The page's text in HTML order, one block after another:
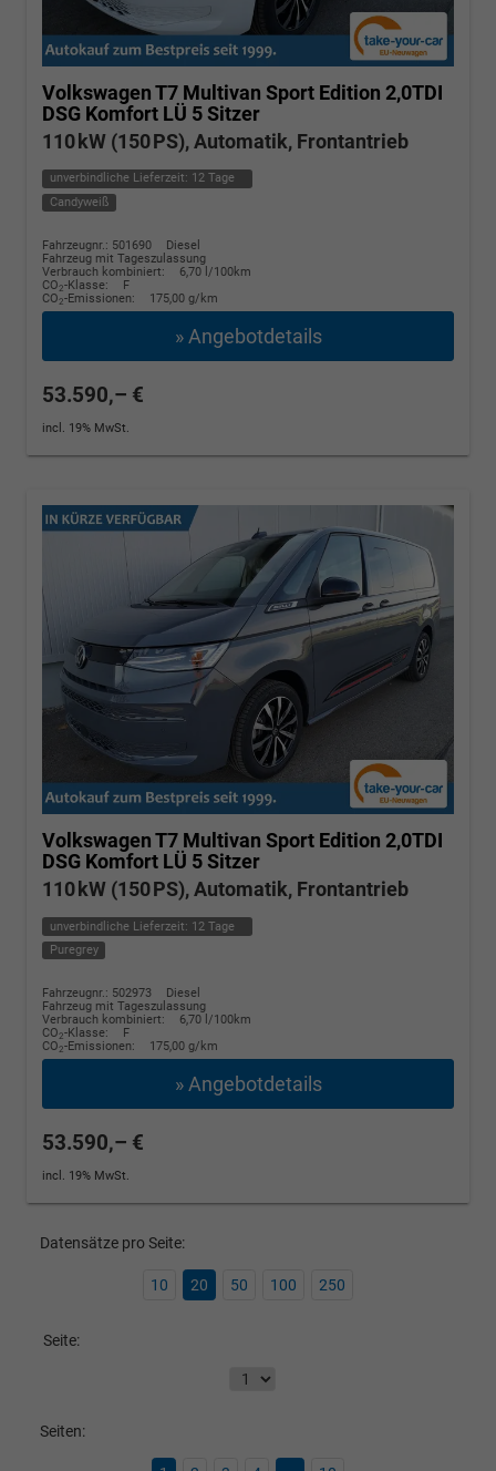
Volkswagen T7 Multivan Sport Edition 2,0TDI
DSG Komfort LÜ 5 Sitzer
110 kW (150 PS), Automatik, Frontantrieb
unverbindliche Lieferzeit: 12 Tage
Candyweiß
Fahrzeugnr.: 501690
Diesel
Fahrzeug mit Tageszulassung
Verbrauch kombiniert:
6,70 l/100km
CO2-Klasse:
F
CO2-Emissionen: 175,00 g/km
» Angebotdetails
53.590,– €
incl. 19% MwSt.
Volkswagen T7 Multivan Sport Edition 2,0TDI
DSG Komfort LÜ 5 Sitzer
110 kW (150 PS), Automatik, Frontantrieb
unverbindliche Lieferzeit: 12 Tage
Puregrey
Fahrzeugnr.: 502973
Diesel
Fahrzeug mit Tageszulassung
Verbrauch kombiniert:
6,70 l/100km
CO2-Klasse:
F
CO2-Emissionen: 175,00 g/km
» Angebotdetails
53.590,– €
incl. 19% MwSt.
Datensätze pro Seite:
10 20 50 100 250
Seite:
Seiten: